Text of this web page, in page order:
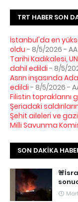
TRT HABER SON
İstanbul'da en
oldu - 8/5/2026 - AA
Tarihi Kadıkalesi,
dahil edildi - 8/5/
Asrın inşasında
edildi - 8/5/2026 -
Filistin topraklarını
Şeriadaki
Şehit aileleri ve
Milli Savunma
SON DAKIKA